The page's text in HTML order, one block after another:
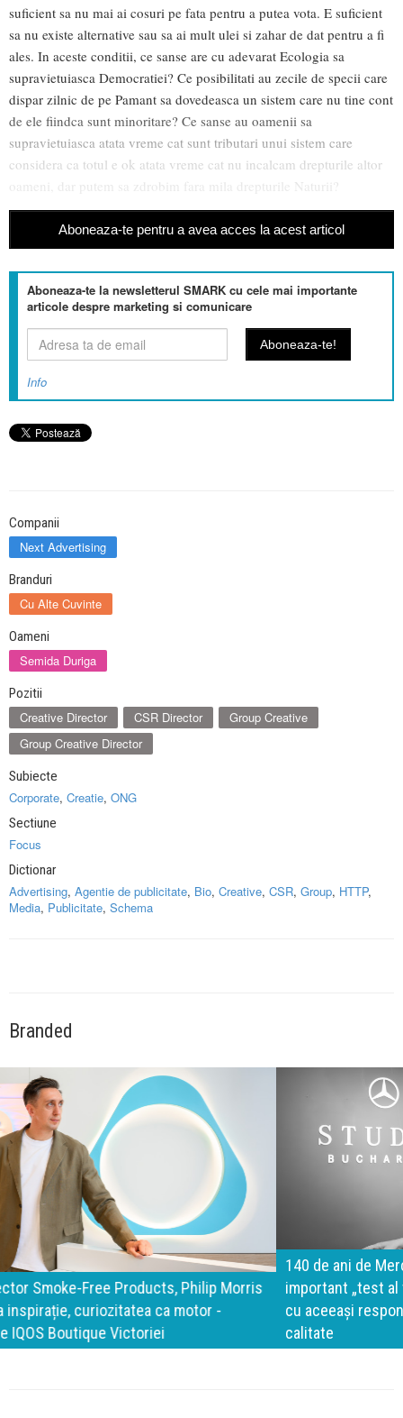
suficient sa nu mai ai cosuri pe fata pentru a putea vota. E suficient
sa nu existe alternative sau sa ai mult ulei si zahar de dat pentru a fi
ales. In aceste conditii, ce sanse are cu adevarat Ecologia sa
supravietuiasca Democratiei? Ce posibilitati au zecile de specii care
dispar zilnic de pe Pamant sa dovedeasca un sistem care nu tine cont
de ele fiindca sunt minoritare? Ce sanse au oamenii sa
supravietuiasca atata vreme cat sunt tributari unui sistem care
considera ca totul e ok atata vreme cat nu incalcam drepturile altor
oameni, dar putem sa zdrobim fara mila drepturile Naturii?
Aboneaza-te pentru a avea acces la acest articol
Aboneaza-te la newsletterul SMARK cu cele mai importante
articole despre marketing si comunicare
Info
Companii
Next Advertising
Branduri
Cu Alte Cuvinte
Oameni
Semida Duriga
Pozitii
Creative Director CSR Director
Group Creative
Group Creative Director
Subiecte
Corporate, Creatie, ONG
Sectiune
Focus
Dictionar
Advertising, Agentie de publicitate, Bio, Creative, CSR, Group, HTTP,
Media, Publicitate, Schema
Branded
140 de ani de Mercedes-Benz. Ramona Pîrlog: Cel mai
important „test al timpului” este să inovăm constant, dar
cu aceeași responsabilitate față de oameni, siguranță și
calitate